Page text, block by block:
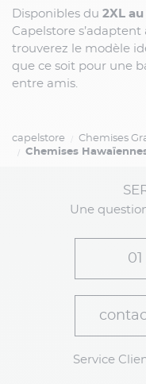
Disponibles du 2XL au
Capelstore
trouverez le modèle
que ce soit pour une
entre amis.
capelstore
Chemises
Chemises
Une
Service